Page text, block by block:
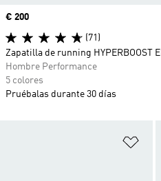
Precio
€ 200
(71)
Zapatilla de running HYPERBOOST
Hombre Performance
5 colores
Pruébalas durante 30 días